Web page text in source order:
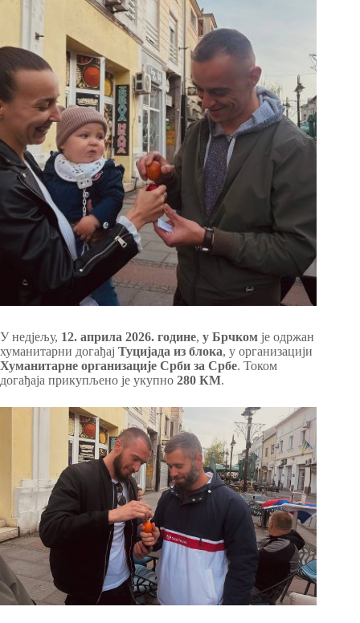
У недјељу, 12. априла 2026. године, у Брчком је одржан
хуманитарни догађај Туцијада из блока, у организацији
Хуманитарне организације Срби за Србе. Током
догађаја прикупљено је укупно 280 КМ.